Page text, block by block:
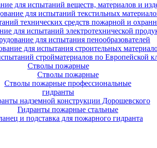
для испытаний веществ, материалов и
для испытаний текстильных
технических средств пожарной и
для испытаний электротехнической
для испытания пенообразователей
для испытания строительных
стройматериалов по Европейской
Стволы пожарные
Стволы пожарные
Стволы пожарные профессиональные
гидранты
надземной конструкции Дорошевского
Гидранты пожарные стальные
и подставка для пожарного гидранта